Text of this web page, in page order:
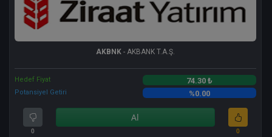
AKBNK - AKBANK T.A.Ş.
Hedef Fiyat 74.30 ₺
Potansiyel Getiri %0.00
0
Al
0